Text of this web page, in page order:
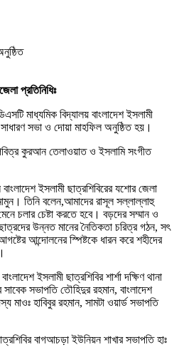
প্রতিনিধিঃ
মাধ্যমিক বিদ্যালয় বাংলাদেশ ইসলামী
সভা ও দোয়া মাহফিল অনুষ্ঠিত হয়।
কুরআন তেলাওয়াত ও ইসলামি সংগীত
ইসলামী ছাত্রশিবিরের যশোর জেলা
তিনি বলেন,আমাদের রাসূল সল্লাল্লাহু
চলার চেষ্টা করতে হবে। বড়দের সম্মান ও
উন্নত মানের নৈতিকতা চরিত্র গঠন, সৎ
আন্দোলনের স্পিষ্টকে ধারন করে শহীদের
ইসলামী ছাত্রশিবির শার্শা দক্ষিণ থানা
সভাপতি তৌহিদুর রহমান, বাংলাদেশ
মাওঃ হাবিবুর রহমান, সামটা ওয়ার্ড সভাপতি
বাগআচড়া ইউনিয়ন শাখার সভাপতি হাঃ